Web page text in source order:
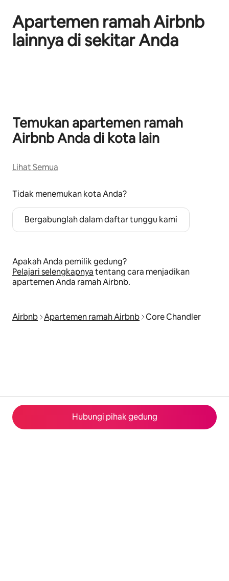
Hubungi pihak gedung
Apartemen ramah Airbnb
lainnya di sekitar Anda
Temukan apartemen ramah
Airbnb Anda di kota lain
Lihat Semua
Tidak menemukan kota Anda?
Bergabunglah dalam daftar tunggu kami
Apakah Anda pemilik gedung?
Pelajari selengkapnyatentang cara menjadikan
apartemen Anda ramah Airbnb.
Airbnb Apartemen ramah Airbnb Core Chandler